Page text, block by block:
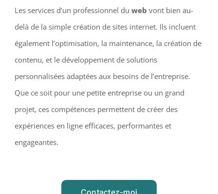
Les services d’un professionnel du web vont bien au-
delà de la simple création de sites internet. Ils incluent
également l’optimisation, la maintenance, la création de
contenu, et le développement de solutions
personnalisées adaptées aux besoins de l’entreprise.
Que ce soit pour une petite entreprise ou un grand
projet, ces compétences permettent de créer des
expériences en ligne efficaces, performantes et
engageantes.
Contactez-moi